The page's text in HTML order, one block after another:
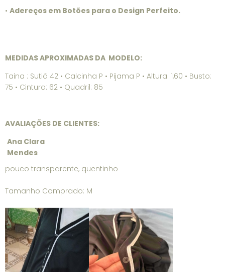
• Adereços em Botões para o Design Perfeito.
MEDIDAS APROXIMADAS DA MODELO:
Taina : Sutiã 42 • Calcinha P • Pijama P • Altura: 1,60 • Busto:
75 • Cintura: 62 • Quadril: 85
AVALIAÇÕES DE CLIENTES:
Ana Clara
Mendes
pouco transparente, quentinho
Tamanho Comprado: M